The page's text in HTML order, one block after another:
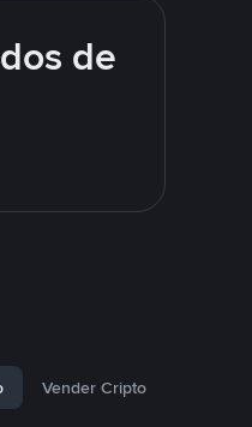
de
Vender Cripto